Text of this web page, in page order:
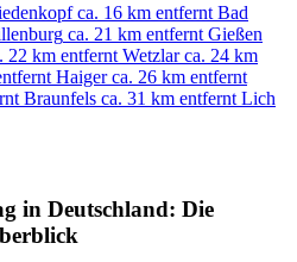
ca. 16 km entfernt Bad
ca. 21 km entfernt Gießen
22 km entfernt Wetzlar ca. 24 km
Haiger ca. 26 km entfernt
Braunfels ca. 31 km entfernt Lich
in Deutschland: Die